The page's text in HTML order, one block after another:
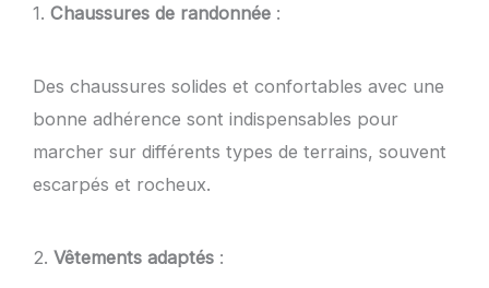
1. Chaussures de randonnée :
Des chaussures solides et confortables avec une
bonne adhérence sont indispensables pour
marcher sur différents types de terrains, souvent
escarpés et rocheux.
2. Vêtements adaptés :